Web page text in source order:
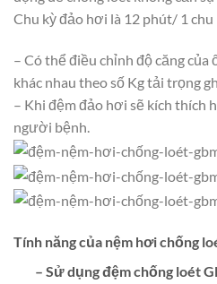
Chu kỳ đảo hơi là 12 phút/ 1 chu
– Có thể điều chỉnh độ căng của
khác nhau theo số Kg tải trọng
– Khi đệm đảo hơi sẽ kích thích
người bệnh.
Tính năng của nệm hơi chống
– Sử dụngđệm chống loét